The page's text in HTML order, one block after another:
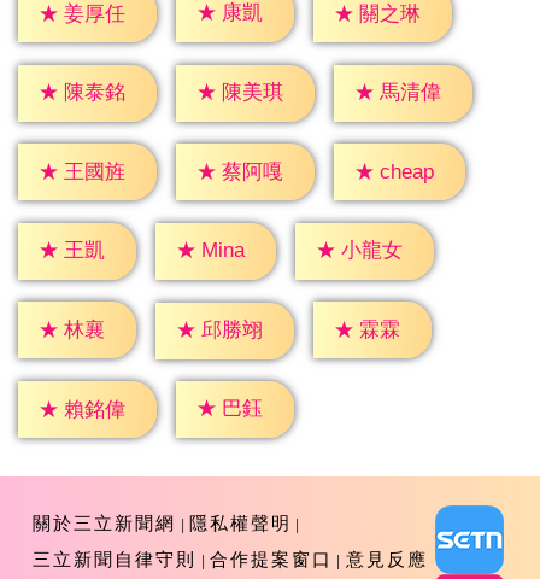
★ 姜厚任 ★ 康凱 ★ 關之琳
★ 陳泰銘 ★ 陳美琪 ★ 馬清偉
★ 王國旌 ★ 蔡阿嘎 ★ cheap
★ 王凱 ★ Mina ★ 小龍女
★ 林襄 ★ 邱勝翊 ★ 霖霖
★ 賴銘偉 ★ 巴鈺
關於三立新聞網
隱私權聲明
三立新聞自律守則
合作提案窗口 意見反應